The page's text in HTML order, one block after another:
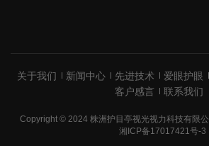
关于我们 新闻中心 先进技术 爱眼护眼
客户感言
联系我们
Copyright © 2024 株洲护目亭视光视力科技有限
湘ICP备17017421号-3